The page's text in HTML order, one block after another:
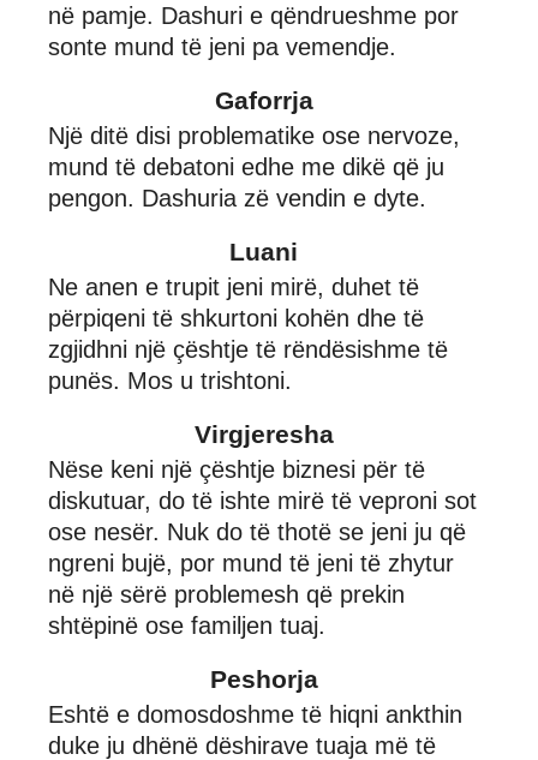
në pamje. Dashuri e qëndrueshme por
sonte mund të jeni pa vemendje.
Gaforrja
Një ditë disi problematike ose nervoze,
mund të debatoni edhe me dikë që ju
pengon. Dashuria zë vendin e dyte.
Luani
Ne anen e trupit jeni mirë, duhet të
përpiqeni të shkurtoni kohën dhe të
zgjidhni një çështje të rëndësishme të
punës. Mos u trishtoni.
Virgjeresha
Nëse keni një çështje biznesi për të
diskutuar, do të ishte mirë të veproni sot
ose nesër. Nuk do të thotë se jeni ju që
ngreni bujë, por mund të jeni të zhytur
në një sërë problemesh që prekin
shtëpinë ose familjen tuaj.
Peshorja
Eshtë e domosdoshme të hiqni ankthin
duke ju dhënë dëshirave tuaja më të